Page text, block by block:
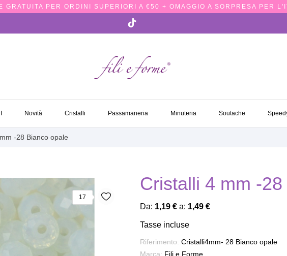
GRATUITA PER ORDINI SUPERIORI A €50 + OMAGGIO A SORPRESA PER
Novità Cristalli Passamaneria Minuteria Soutache
-28 Bianco opale
17
Cristalli 4 mm -
Da: 1,19 € a: 1,49 €
Tasse incluse
Riferimento: Cristalli4mm- 28 Bianco opale
Marca: Fili e Forme